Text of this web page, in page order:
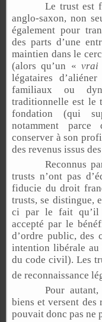
Le trust est
anglo-saxon, non
également pour
des parts d’une
maintien dans le
(alors qu’un « vrai
légataires
familiaux ou
traditionnelle est le
fondation (qui
notamment
conserver à son
des revenus issus
Reconnus
trusts n’ont pas
fiducie du droit
trusts, se distingue,
ci par le fait qu’il
accepté par le
d’ordre public, des
intention libérale
du code civil). Les
de reconnaissance
Pour
biens et versent
pouvait donc pas ne